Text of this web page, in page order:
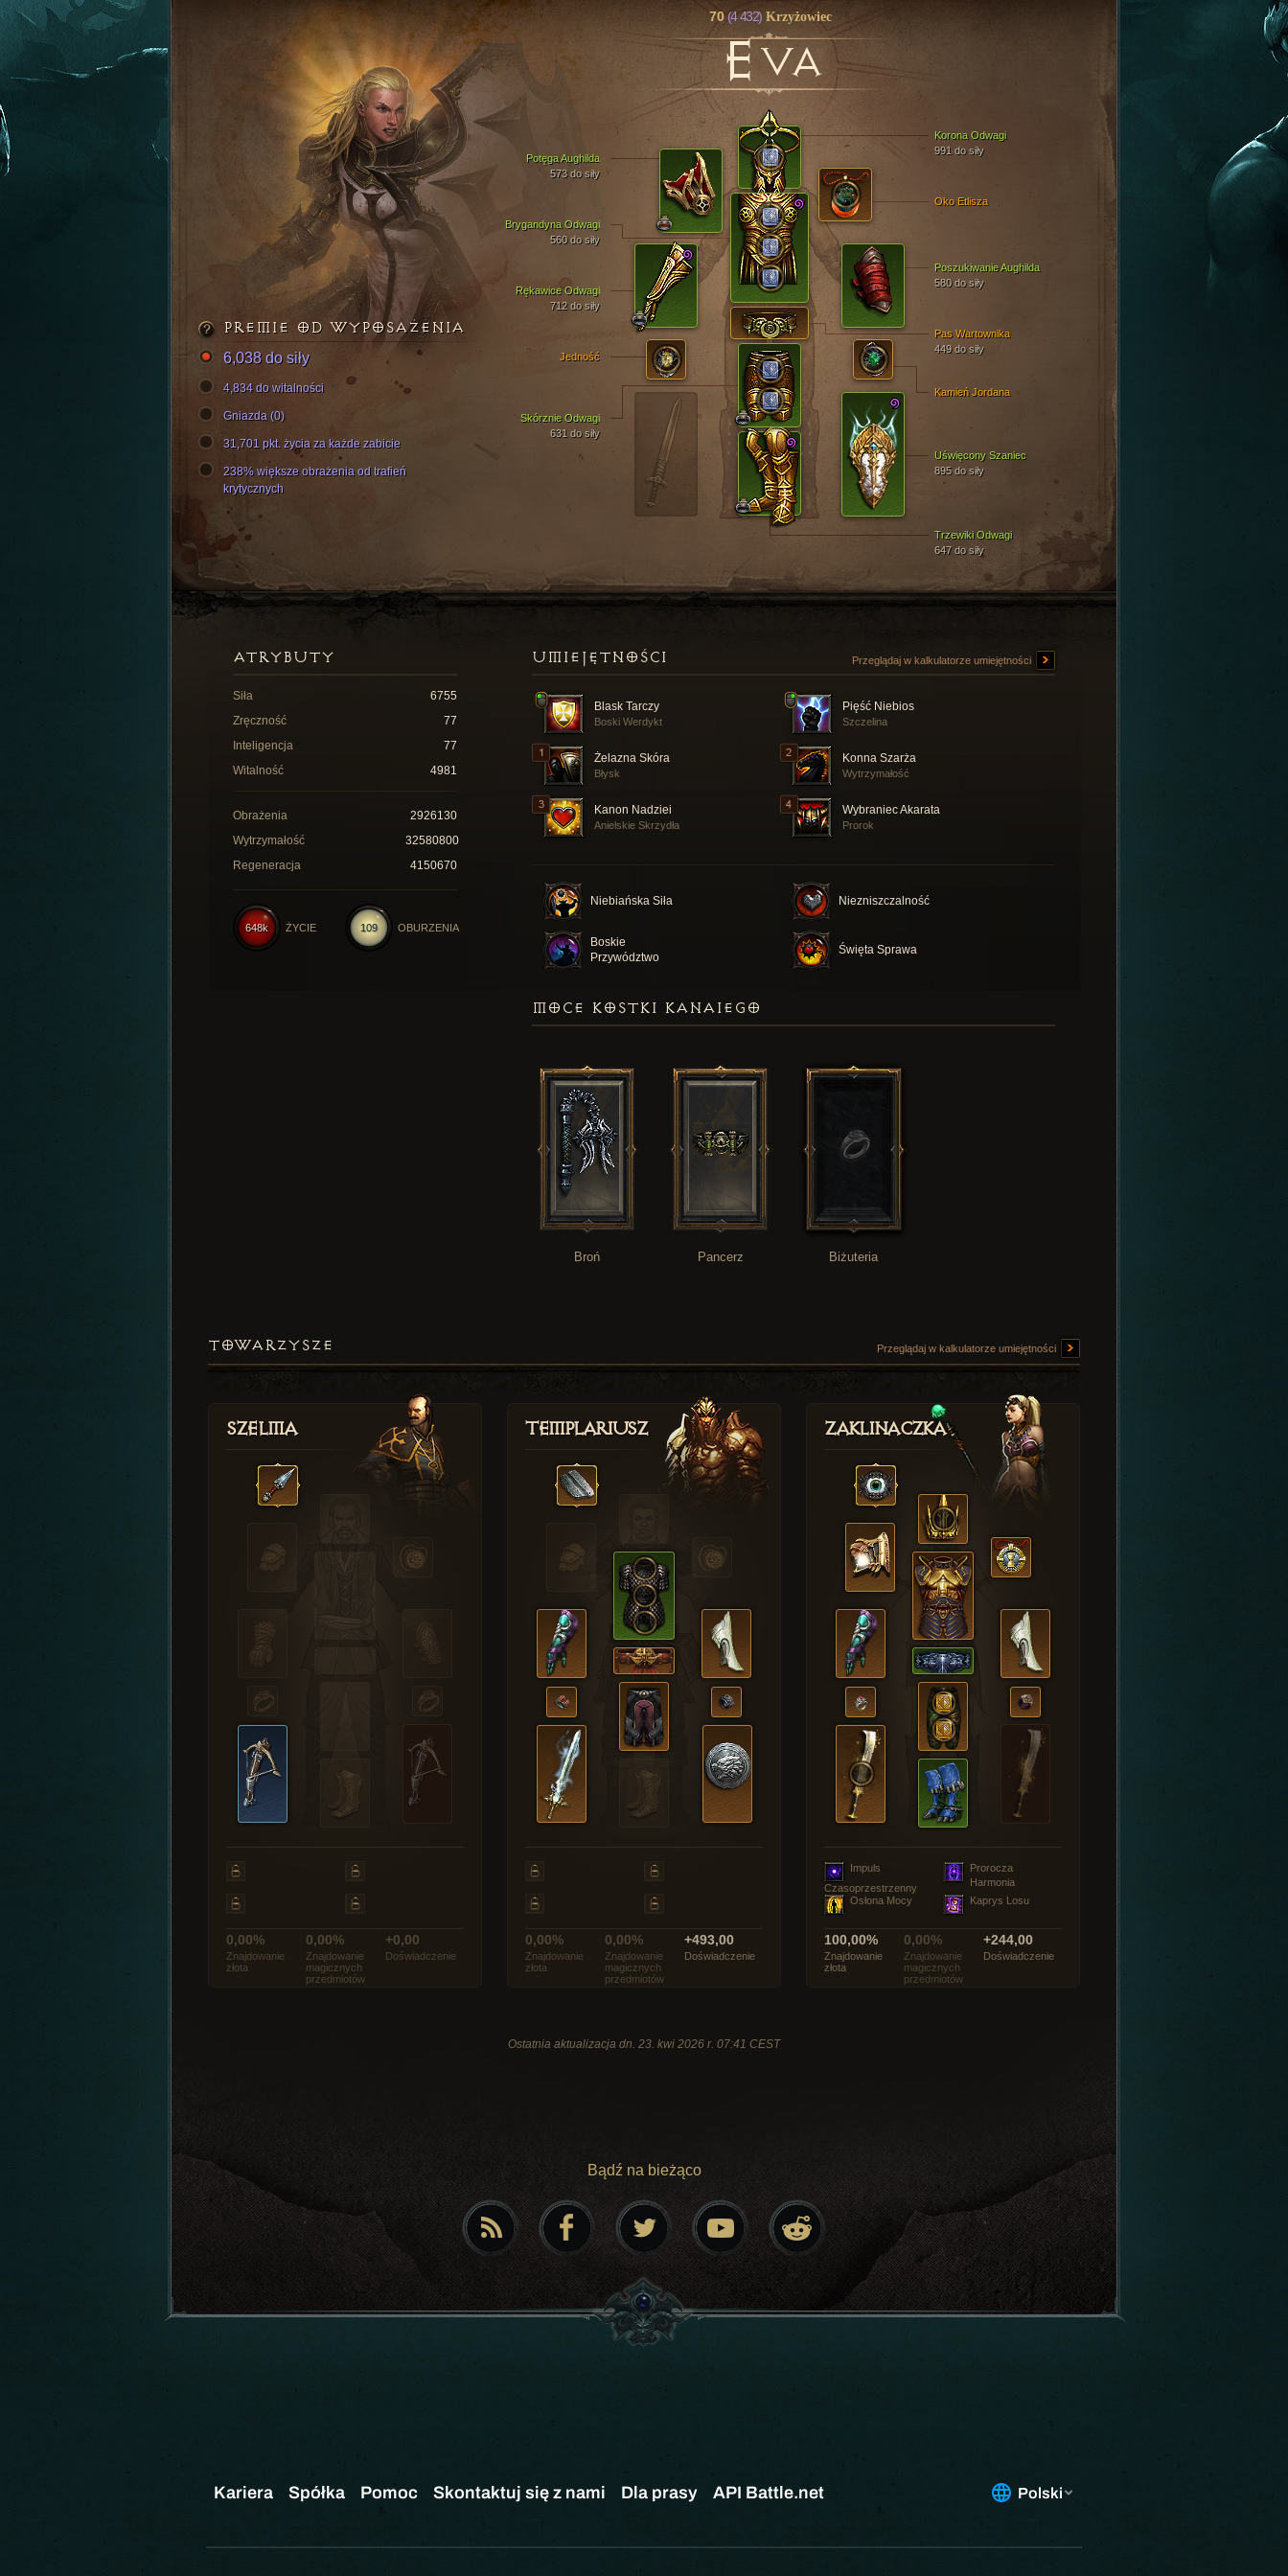
70(4 432) Krzyżowiec
EVA
Korona Odwagi
991 do siły
Brygandyna Odwagi
560 do siły
Trzewiki Odwagi
647 do siły
Rękawice Odwagi
712 do siły
Potęga Aughilda
573 do siły
Skórznie Odwagi
631 do siły
Poszukiwanie Aughilda
580 do siły
Uświęcony Szaniec
895 do siły
Pas Wartownika
449 do siły
Kamień Jordana
Jedność
Oko Etlisza
PREMIE OD WYPOSAŻENIA
6,038 do siły
4,834 do witalności
Gniazda (0)
31,701 pkt. życia za każde zabicie
238% większe obrażenia od trafień
krytycznych
UMIEJĘTNOŚCI Przeglądaj w kalkulatorze umiejętności
Blask Tarczy
Boski Werdykt
Pięść Niebios
Szczelina
Żelazna Skóra
Błysk
Konna Szarża
Wytrzymałość
Kanon Nadziei
Anielskie Skrzydła
Wybraniec Akarata
Prorok
Niebiańska Siła Niezniszczalność
Boskie
Przywództwo
Święta Sprawa
ATRYBUTY
Siła
6755
Zręczność
77
Inteligencja
77
Witalność
4981
Obrażenia
2926130
Wytrzymałość
32580800
Regeneracja
4150670
109 OBURZENIA
648k ŻYCIE
MOCE KOSTKI KANAIEGO
Broń Pancerz Biżuteria
TOWARZYSZE Przeglądaj w kalkulatorze umiejętności
Szelma
0,00%
Znajdowanie
złota
0,00%
Znajdowanie
magicznych
przedmiotów
+0,00
Doświadczenie
Templariusz
0,00%
Znajdowanie
złota
0,00%
Znajdowanie
magicznych
przedmiotów
+493,00
Doświadczenie
Zaklinaczka
Impuls
Czasoprzestrzenny
Prorocza
Harmonia
Osłona Mocy
Kaprys Losu
100,00%
Znajdowanie
złota
0,00%
Znajdowanie
magicznych
przedmiotów
+244,00
Doświadczenie
Ostatnia aktualizacja dn. 23. kwi 2026 r. 07:41 CEST
Bądź na bieżąco